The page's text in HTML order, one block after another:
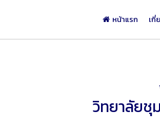
หน้าแรก เ
วิทยาลัยชุ